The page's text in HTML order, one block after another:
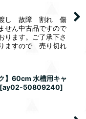
渡し 故障 割れ 傷
せん中古品ですので
ます。ご了承下さ
ますので 売り切れ
】60cm 水槽用キャ
[ay02-50809240]